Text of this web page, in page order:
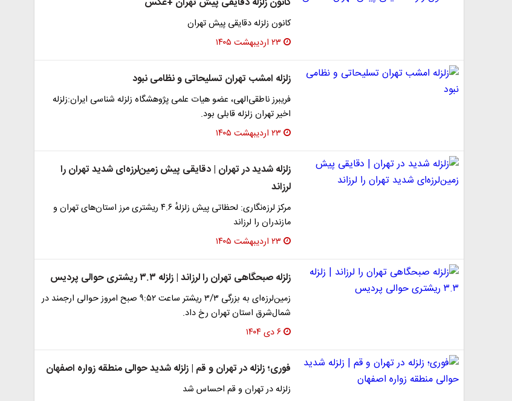
کانون زلزله دقایقی پیش تهران
۲۳ اردیبهشت ۱۴۰۵
زلزله امشب تهران تسلیحاتی و نظامی نبود
فریبرز ناطقی‌‌الهی، عضو هیات علمی پژوهشگاه زلزله شناسی ایران:زلزله
اخیر تهران زلزله قابلی بود.
۲۳ اردیبهشت ۱۴۰۵
زلزله شدید در تهران | دقایقی پیش زمین‌لرزه‌ای شدید تهران را
لرزاند
مرکز لرزه‌نگاری: لحظاتی پیش زلزلهٔ ۴.۶ ریشتری مرز استان‌های تهران و
مازندران را لرزاند
۲۳ اردیبهشت ۱۴۰۵
زلزله صبحگاهی تهران را لرزاند | زلزله ۳.۳ ریشتری حوالی پردیس
زمین‌لرزه‌ای به بزرگی ۳/۳ ریشتر ساعت ۹:۵۲ صبح امروز حوالی ارجمند در
شمال‌شرق استان تهران رخ داد.
۶ دی ۱۴۰۴
فوری؛ زلزله در تهران و قم | زلزله شدید حوالی منطقه زواره اصفهان
زلزله در تهران و قم احساس شد